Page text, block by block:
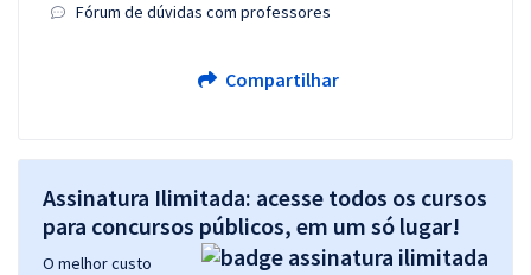
Fórum de dúvidas com professores
Compartilhar
Assinatura Ilimitada: acesse todos os cursos
para concursos públicos, em um só lugar!
O melhor custo